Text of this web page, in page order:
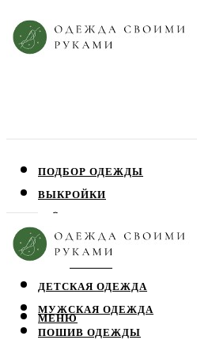
ПОДБОР ОДЕЖДЫ
ВЫКРОЙКИ
ЮБКИ
ДЕТСКАЯ ОДЕЖДА
МУЖСКАЯ ОДЕЖДА
ПОШИВ ОДЕЖДЫ
МЕНЮ